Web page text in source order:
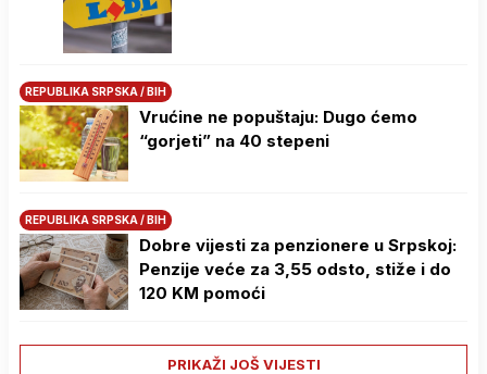
REPUBLIKA SRPSKA / BIH
Vrućine ne popuštaju: Dugo ćemo
“gorjeti” na 40 stepeni
REPUBLIKA SRPSKA / BIH
Dobre vijesti za penzionere u Srpskoj:
Penzije veće za 3,55 odsto, stiže i do
120 KM pomoći
PRIKAŽI JOŠ VIJESTI